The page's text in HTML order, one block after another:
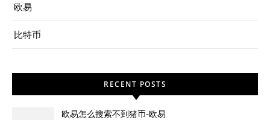
欧易
比特币
RECENT POSTS
欧易怎么搜索不到猪币-欧易